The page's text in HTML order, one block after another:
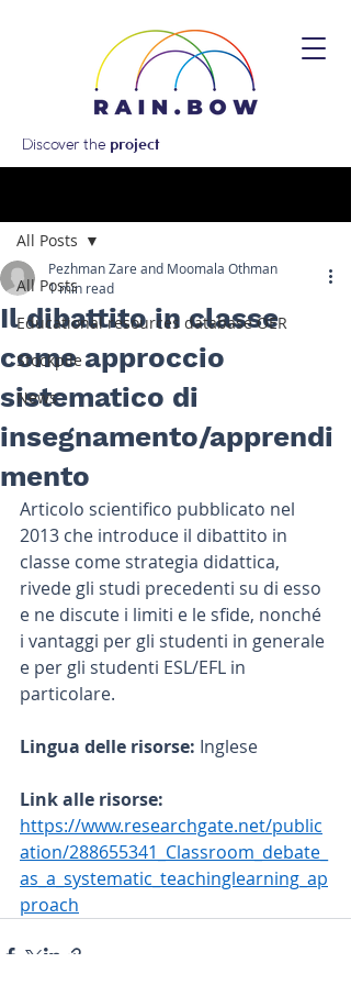
Discover the project
All Posts
Educational resources database OER
Stockpile
News
All Posts
Il dibattito in classe
come approccio
sistematico di
insegnamento/apprendi
mento
Pezhman Zare and Moomala Othman
1 min read
Articolo scientifico pubblicato nel
2013 che introduce il dibattito in
classe come strategia didattica,
rivede gli studi precedenti su di esso
e ne discute i limiti e le sfide, nonché
i vantaggi per gli studenti in generale
e per gli studenti ESL/EFL in
particolare.
Lingua delle risorse: Inglese
Link alle risorse:
https://www.researchgate.net/public
ation/288655341_Classroom_debate_
as_a_systematic_teachinglearning_ap
proach